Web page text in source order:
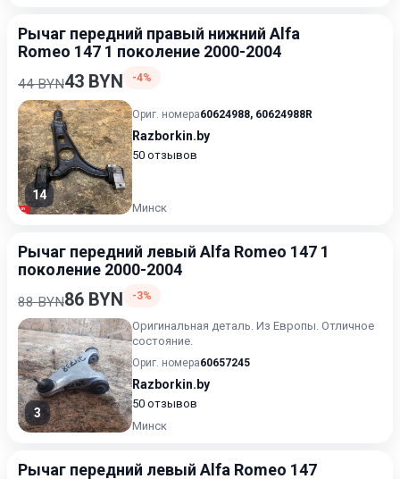
Рычаг передний правый нижний Alfa
Romeo 147 1 поколение 2000-2004
44 BYN43 BYN -4%
14
Ориг. номера60624988, 60624988R
Razborkin.by
50 отзывов
Минск
Рычаг передний левый Alfa Romeo 147 1
поколение 2000-2004
88 BYN86 BYN -3%
3
Оригинальная деталь. Из Европы. Отличное
состояние.
Ориг. номера60657245
Razborkin.by
50 отзывов
Минск
Рычаг передний левый Alfa Romeo 147